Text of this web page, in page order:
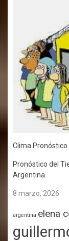
Clima Pronóstico
Pronóstico del
Argentina
8 marzo, 2026
argentina elena